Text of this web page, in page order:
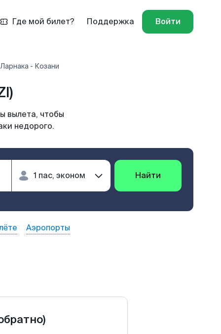
Где мой билет? Поддержка Войти
- Козани
вылета, чтобы
недорого.
Найти
Аэропорты